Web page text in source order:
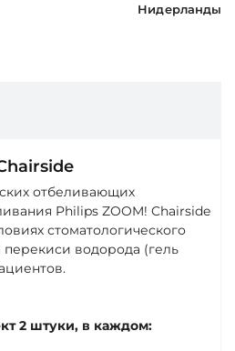
Нидерланды
отбеливающих
Philips ZOOM! Chairside
стоматологического
перекиси водорода (гель
2 штуки, в каждом: